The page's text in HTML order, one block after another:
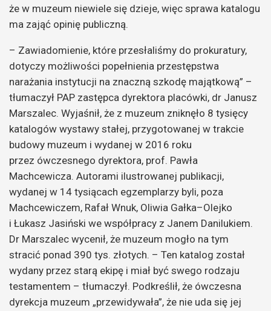
że w muzeum niewiele się dzieje, więc sprawa katalogu
ma zająć opinię publiczną.
– Zawiadomienie, które przesłaliśmy do prokuratury,
dotyczy możliwości popełnienia przestępstwa
narażania instytucji na znaczną szkodę majątkową” –
tłumaczył PAP zastępca dyrektora placówki, dr Janusz
Marszalec. Wyjaśnił, że z muzeum zniknęło 8 tysięcy
katalogów wystawy stałej, przygotowanej w trakcie
budowy muzeum i wydanej w 2016 roku
przez ówczesnego dyrektora, prof. Pawła
Machcewicza. Autorami ilustrowanej publikacji,
wydanej w 14 tysiącach egzemplarzy byli, poza
Machcewiczem, Rafał Wnuk, Oliwia Gałka–Olejko
i Łukasz Jasiński we współpracy z Janem Danilukiem.
Dr Marszalec wycenił, że muzeum mogło na tym
stracić ponad 390 tys. złotych. – Ten katalog został
wydany przez starą ekipę i miał być swego rodzaju
testamentem – tłumaczył. Podkreślił, że ówczesna
dyrekcja muzeum „przewidywała”, że nie uda się jej